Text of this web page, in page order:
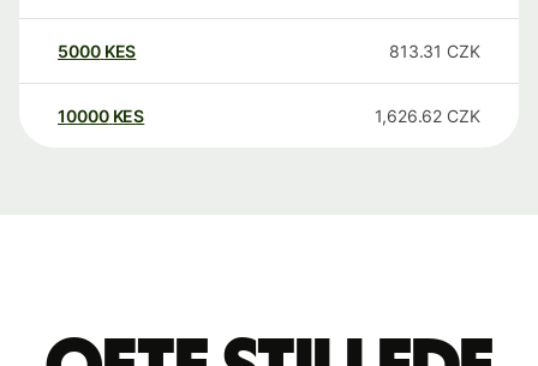
5000 KES 813.31 CZK
10000 KES 1,626.62 CZK